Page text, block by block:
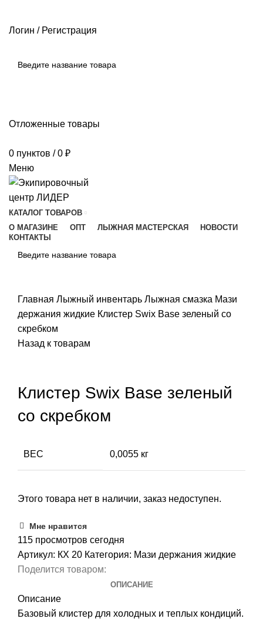
Логин / Регистрация
Отложенные товары
0 пунктов / 0 ₽
Меню
КАТАЛОГ ТОВАРОВ
О МАГАЗИНЕ
ОПТ ЛЫЖНАЯ МАСТЕРСКАЯ
НОВОСТИ
КОНТАКТЫ
Главная Лыжный инвентарь Лыжная смазка Мази
держания жидкие Клистер Swix Base зеленый со
скребком
Назад к товарам
Клистер Swix Base зеленый
со скребком
ВЕС 0,0055 кг
Этого товара нет в наличии, заказ недоступен.
Мне нравится
115 просмотров сегодня
Артикул: КХ 20 Категория: Мази держания жидкие
Поделится товаром:
ОПИСАНИЕ
Описание
Базовый клистер для холодных и теплых кондиций.